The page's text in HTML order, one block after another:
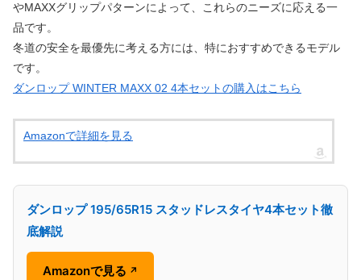
やMAXXグリップパターンによって、これらのニーズに応える一
品です。
冬道の安全を最優先に考える方には、特におすすめできるモデル
です。
ダンロップ WINTER MAXX 02 4本セットの購入はこちら
Amazonで詳細を見る
ダンロップ 195/65R15 スタッドレスタイヤ4本セット徹
底解説
Amazonで見る ↗